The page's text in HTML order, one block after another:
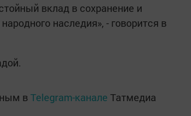
вклад в сохранение и
наследия», - говорится в
в Telegram-канале Татмедиа